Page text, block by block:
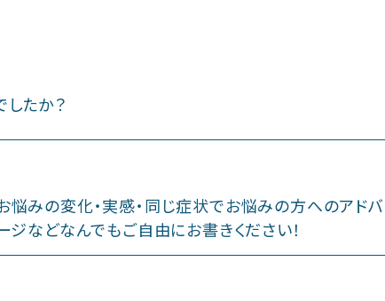
たか？
みの変化・実感・同じ症状でお悩みの方へのアドバ
ジなどなんでもご自由にお書きください！